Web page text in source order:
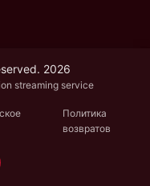
2026
streaming service
Политика
возвратов